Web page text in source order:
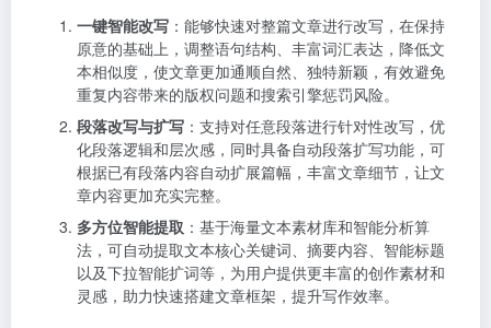
一键智能改写 ：能够快速对整篇文章进行改写，在保持
原意的基础上，调整语句结构、丰富词汇表达，降低文
本相似度，使文章更加通顺自然、独特新颖，有效避免
重复内容带来的版权问题和搜索引擎惩罚风险。
段落改写与扩写 ：支持对任意段落进行针对性改写，优
化段落逻辑和层次感，同时具备自动段落扩写功能，可
根据已有段落内容自动扩展篇幅，丰富文章细节，让文
章内容更加充实完整。
多方位智能提取 ：基于海量文本素材库和智能分析算
法，可自动提取文本核心关键词、摘要内容、智能标题
以及下拉智能扩词等，为用户提供更丰富的创作素材和
灵感，助力快速搭建文章框架，提升写作效率。